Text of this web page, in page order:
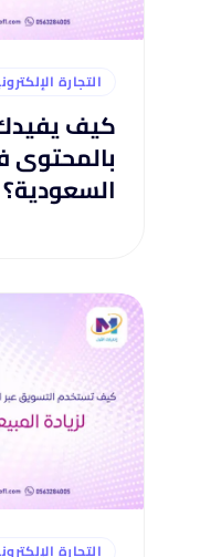
التجارة
كيف
بالمحتوى
السعودية؟
التجارة